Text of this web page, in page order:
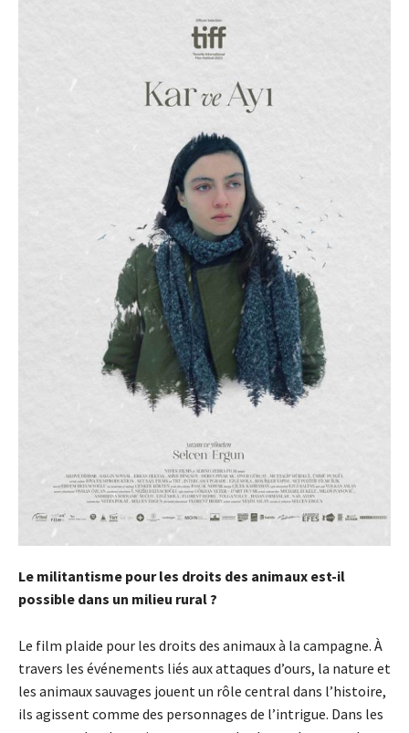
Le militantisme pour les droits des animaux est-il
possible dans un milieu rural ?
Le film plaide pour les droits des animaux à la campagne. À
travers les événements liés aux attaques d’ours, la nature et
les animaux sauvages jouent un rôle central dans l’histoire,
ils agissent comme des personnages de l’intrigue. Dans les